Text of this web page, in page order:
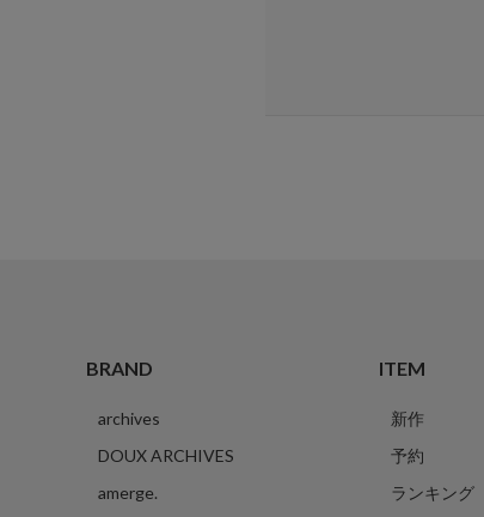
BRAND
archives
DOUX ARCHIVES
amerge.
ITEM
新作
予約
ランキング